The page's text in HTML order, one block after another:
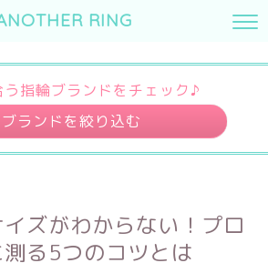
RING
う指輪ブランドをチェック♪
～7万円
ズがわからない！プロ
る5つのコツとは